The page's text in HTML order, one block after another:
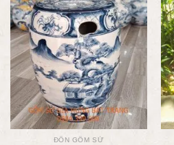
ĐÔN GỐM SỨ